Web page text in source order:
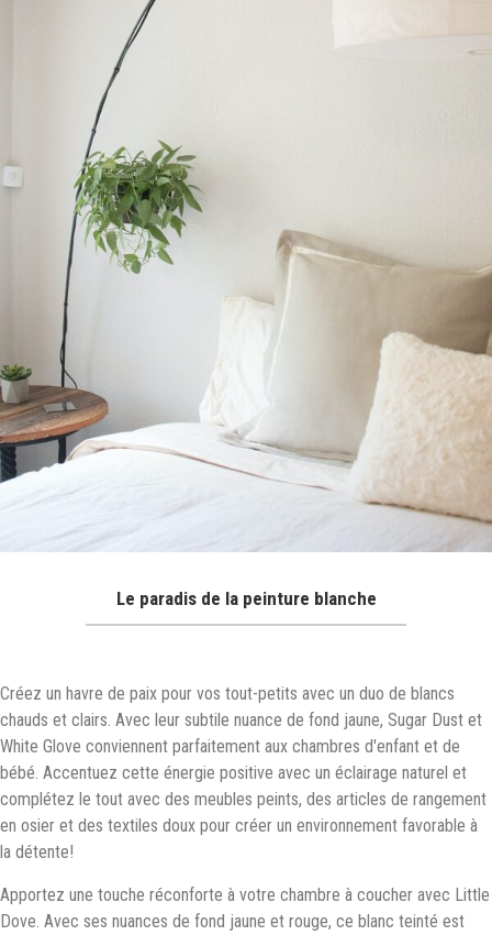
Le paradis de la peinture blanche
Créez un havre de paix pour vos tout-petits avec un duo de blancs
chauds et clairs. Avec leur subtile nuance de fond jaune, Sugar Dust et
White Glove conviennent parfaitement aux chambres d'enfant et de
bébé. Accentuez cette énergie positive avec un éclairage naturel et
complétez le tout avec des meubles peints, des articles de rangement
en osier et des textiles doux pour créer un environnement favorable à
la détente!
Apportez une touche réconforte à votre chambre à coucher avec Little
Dove. Avec ses nuances de fond jaune et rouge, ce blanc teinté est